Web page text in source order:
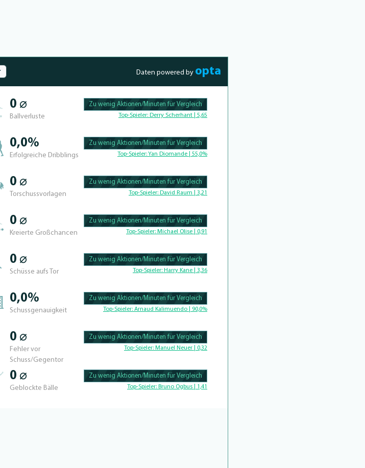
Daten powered by opta
0 ⌀
Ballverluste
100.47619047619% Complete
Zu wenig Aktionen/Minuten für Vergleich
Top-Spieler: Derry Scherhant | 5,65
0,0%
Erfolgreiche Dribblings
100.46296296296% Complete
Zu wenig Aktionen/Minuten für Vergleich
Top-Spieler:Yan Diomande | 55,0%
0 ⌀
Torschussvorlagen
100.4329004329% Complete
Zu wenig Aktionen/Minuten für Vergleich
Top-Spieler: David Raum | 3,21
0 ⌀
Kreierte Großchancen
100.625% Complete
Zu wenig Aktionen/Minuten für Vergleich
Top-Spieler: Michael Olise | 0,91
0 ⌀
Schüsse aufs Tor
100.46296296296% Complete
Zu wenig Aktionen/Minuten für Vergleich
Top-Spieler: Harry Kane | 3,36
0,0%
Schussgenauigkeit
100.42735042735% Complete
Zu wenig Aktionen/Minuten für Vergleich
Top-Spieler: Arnaud Kalimuendo | 90,0%
0 ⌀
Fehler vor
Schuss/Gegentor
100.56497175141% Complete
Zu wenig Aktionen/Minuten für Vergleich
Top-Spieler: Manuel Neuer | 0,32
0 ⌀
Geblockte Bälle
100.46728971963% Complete
Zu wenig Aktionen/Minuten für Vergleich
Top-Spieler: Bruno Ogbus | 1,41